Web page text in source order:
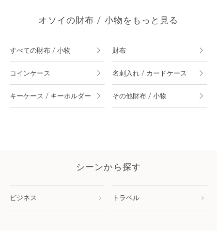
オソイの財布 / 小物をもっと見る
すべての財布 / 小物 財布
コインケース 名刺入れ / カードケース
キーケース / キーホルダー その他財布 / 小物
シーンから探す
ビジネス トラベル